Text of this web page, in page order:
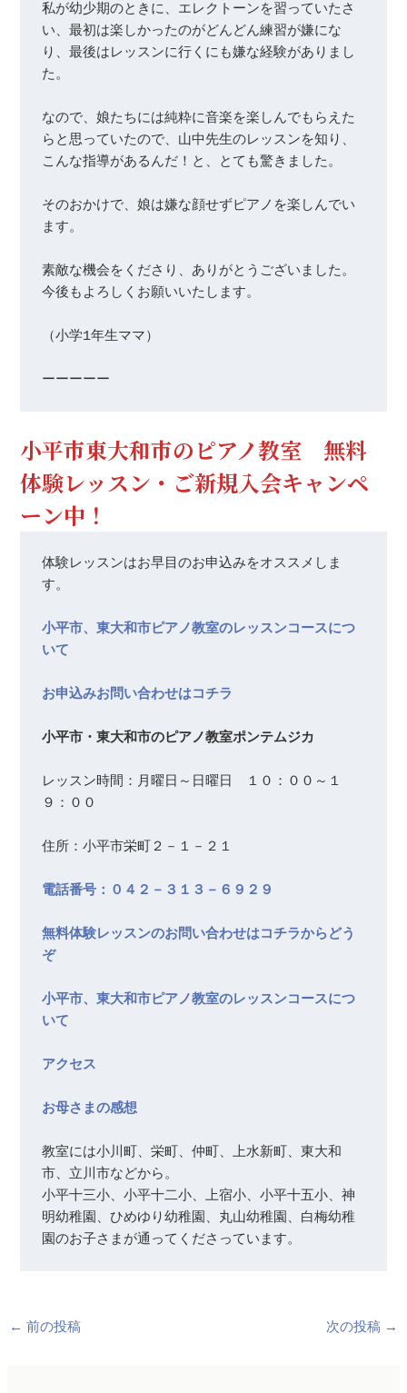
私が幼少期のときに、エレクトーンを習っていたさ
い、最初は楽しかったのがどんどん練習が嫌にな
り、最後はレッスンに行くにも嫌な経験がありまし
た。
なので、娘たちには純粋に音楽を楽しんでもらえた
らと思っていたので、山中先生のレッスンを知り、
こんな指導があるんだ！と、とても驚きました。
そのおかけで、娘は嫌な顔せずピアノを楽しんでい
ます。
素敵な機会をくださり、ありがとうございました。
今後もよろしくお願いいたします。
（小学1年生ママ）
ーーーーー
小平市東大和市のピアノ教室 無料
体験レッスン・ご新規入会キャンペ
ーン中！
体験レッスンはお早目のお申込みをオススメしま
す。
小平市、東大和市ピアノ教室のレッスンコースにつ
いて
お申込みお問い合わせはコチラ
小平市・東大和市のピアノ教室ポンテムジカ
レッスン時間：月曜日～日曜日　１０：００～１
９：００
住所：小平市栄町２－１－２１
電話番号：０４２－３１３－６９２９
無料体験レッスンのお問い合わせはコチラからどう
ぞ
小平市、東大和市ピアノ教室のレッスンコースにつ
いて
アクセス
お母さまの感想
教室には小川町、栄町、仲町、上水新町、東大和
市、立川市などから。
小平十三小、小平十二小、上宿小、小平十五小、神
明幼稚園、ひめゆり幼稚園、丸山幼稚園、白梅幼稚
← 前の投稿 次の投稿 →